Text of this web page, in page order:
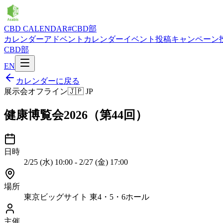
CBD CALENDAR#CBD部
カレンダーアドベントカレンダーイベント投稿キャンペーン
CBD部
EN
カレンダーに戻る
展示会オフライン🇯🇵 JP
健康博覧会2026（第44回）
日時
2/25 (水) 10:00 - 2/27 (金) 17:00
場所
東京ビッグサイト 東4・5・6ホール
主催